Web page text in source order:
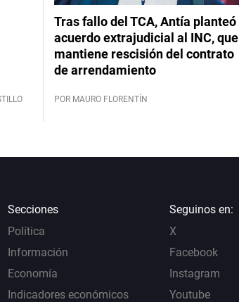
Tras fallo del TCA, Antía planteó
acuerdo extrajudicial al INC, que
mantiene rescisión del contrato
de arrendamiento
POR MAURO FLORENTÍN
Secciones
Política
Información
Economía
Indicadores económicos
Seguinos en:
X
Facebook
Instagram
Youtube